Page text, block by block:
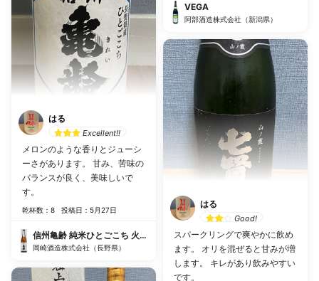
はる
Excellent!!
メロンのような香りとジューシ
ーさがあります。 甘み、苦味の
バランスが良く、美味しいで
す。
乾杯数：8 投稿日：5月27日
信州亀齢 純米ひとごこち 火入れ
岡崎酒造株式会社（長野県）
VEGA
阿部酒造株式会社（新潟県）
はる
Good!
スパークリングで爽やかに飲め
ます。 オリを混ぜると甘みが増
します。 キレがあり飲みやすい
です。